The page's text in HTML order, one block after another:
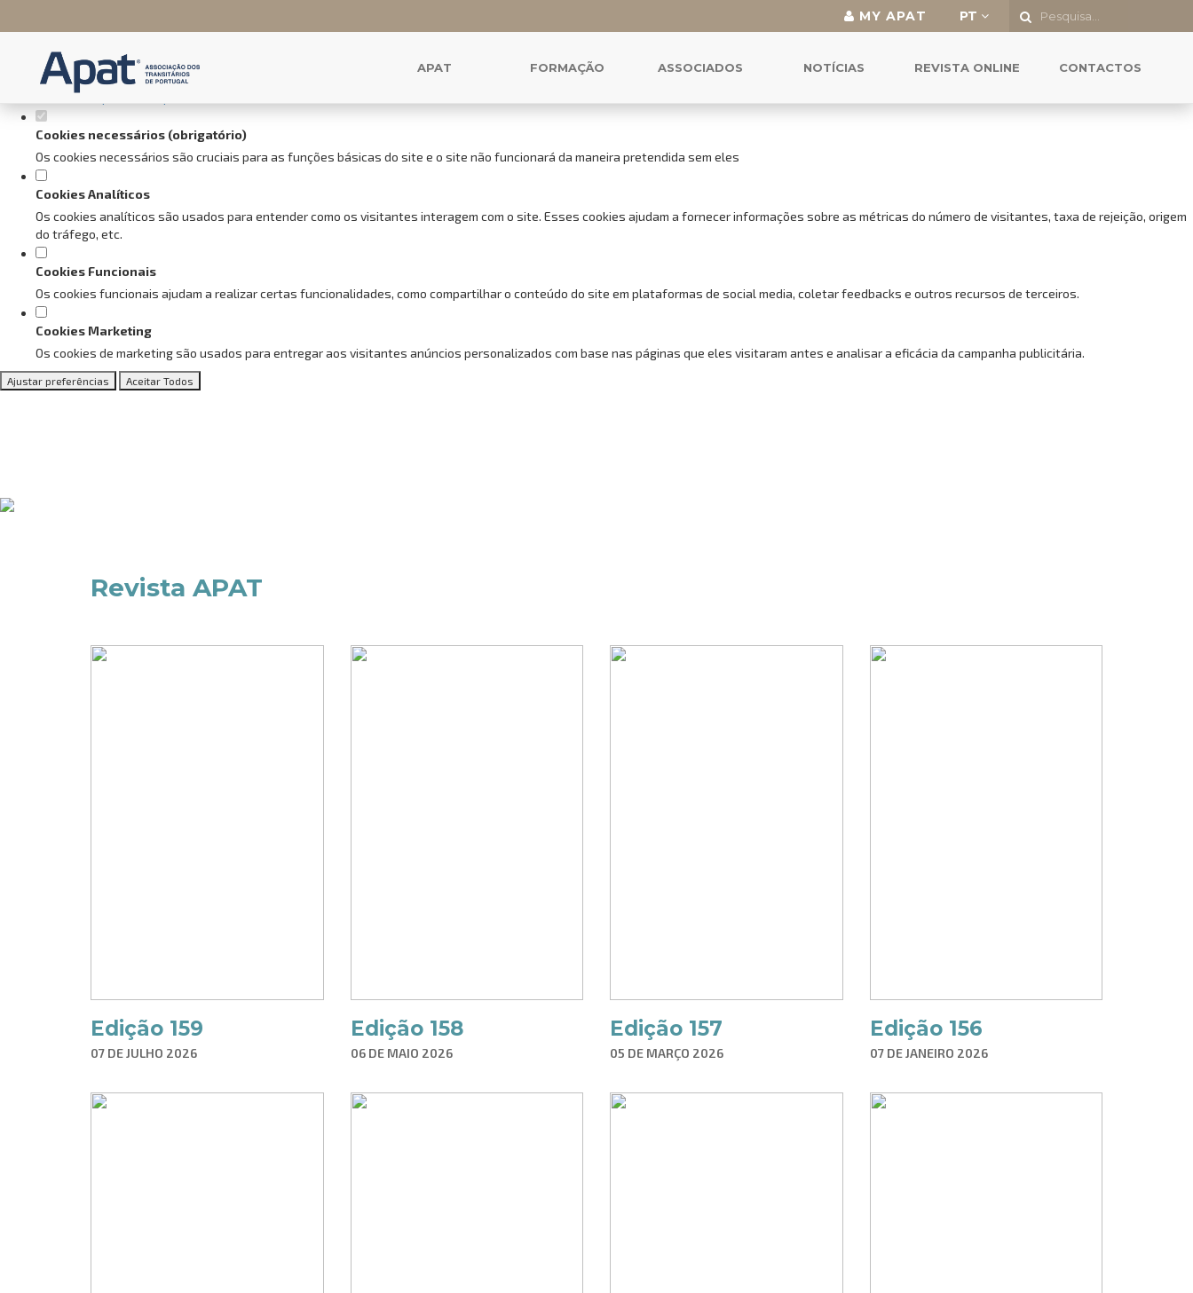
Defina as suas preferências de cookies para este website.
Este website utiliza cookies estritamente necessários, analíticos e funcionais, para lhe oferecer uma boa experiência de navegação e acesso a todas as funcionalidades.
Consulte a nossa
Cookies necessários (obrigatório)
Os cookies necessários são cruciais para as funções básicas do site e o site não funcionará da maneira pretendida sem eles
Cookies Analíticos
Os cookies analíticos são usados para entender como os visitantes interagem com o site. Esses cookies ajudam a fornecer informações sobre as métricas do número de visitantes, taxa de rejeição, origem
do tráfego, etc.
Cookies Funcionais
Os cookies funcionais ajudam a realizar certas funcionalidades, como compartilhar o conteúdo do site em plataformas de social media, coletar feedbacks e outros recursos de terceiros.
Cookies Marketing
Os cookies de marketing são usados para entregar aos visitantes anúncios personalizados com base nas páginas que eles visitaram antes e analisar a eficácia da campanha publicitária.
Ajustar preferências Aceitar Todos
MY APAT PT
APAT FORMAÇÃO ASSOCIADOS NOTÍCIAS REVISTA ONLINE CONTACTOS
Revista APAT
Edição 159
07 DE JULHO 2026
Edição 158
06 DE MAIO 2026
Edição 157
05 DE MARÇO 2026
Edição 156
07 DE JANEIRO 2026